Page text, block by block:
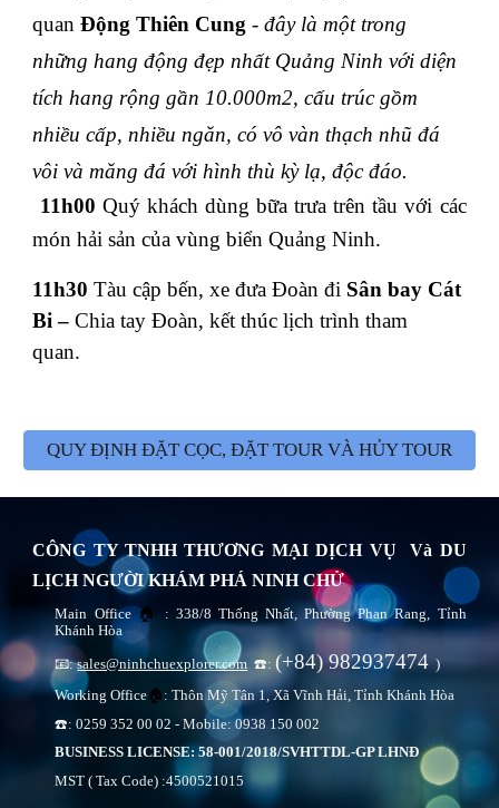
quanĐộng Thiên Cung -đây là một trong
những hang động đẹp nhất Quảng Ninh với diện
tích hang rộng gần 10.000m2, cấu trúc gồm
nhiều cấp, nhiều ngăn, có vô vàn thạch nhũ đá
vôi và măng đá với hình thù kỳ lạ, độc đáo.
11h00 Quý khách dùng bữa trưa trên tầu với các
món hải sản của vùng biển Quảng Ninh.
11h30 Tàu cập bến, xe đưa Đoàn đi Sân bay Cát
Bi – Chia tay Đoàn, kết thúc lịch trình tham
quan.
QUY ĐỊNH ĐẶT CỌC, ĐẶT TOUR VÀ HỦY TOUR
CÔNG TY TNHH THƯƠNG MẠI DỊCH VỤ Và DU
LỊCH NGƯỜI KHÁM PHÁ NINH CHỬ
Main Office🏠 : 338/8 Thống Nhất, Phường Phan Rang, Tỉnh
Khánh Hòa
📧:sales@ninhchuexplorer.com ☎️: (+84) 982937474 )
Working Office🏠 : Thôn Mỹ Tân 1, Xã Vĩnh Hải, Tỉnh Khánh Hòa
☎️: 0259 352 00 02 - Mobile: 0938 150 002
BUSINESS LICENSE: 58-001/2018/SVHTTDL-GP LHNĐ
MST ( Tax Code) :4500521015